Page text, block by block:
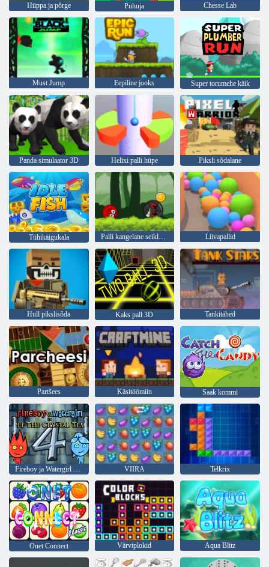
Hüppa ja põrge Puhuja Chesse Lab
Must Jump Eepiline jooks Super torumehe käik
Panda simulaator 3D Helixi palli hüpe Piksli sõdalane
Tühikäigukala Palli kangelane seiklus: punane põrgapall Liivapallid
Hull pikslisõda Kaks pall 3D Tankitähed
Partšees Käsitöömiin Saak kommi
VIIRA Telkrix
Onet Connect Värviplokid Aqua Blitz